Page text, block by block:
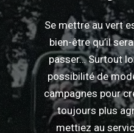
Se mettre au vert
bien-être qu’il
passer… Surtout
possibilité de
campagnes pour
toujours plus
mettiez au